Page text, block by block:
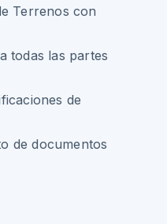
Terrenos con
todas las partes
de
de documentos